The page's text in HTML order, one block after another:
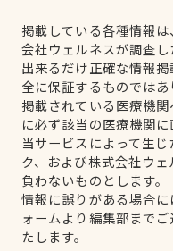
掲載している各種情報
会社ウェルネスが調査し
出来るだけ正確な情報
全に保証するものではあ
掲載されている医療機
に必ず該当の医療機関に
当サービスによって生
ク、および株式会社ウ
負わないものとします。
情報に誤りがある場合
ォームより編集部まで
たします。